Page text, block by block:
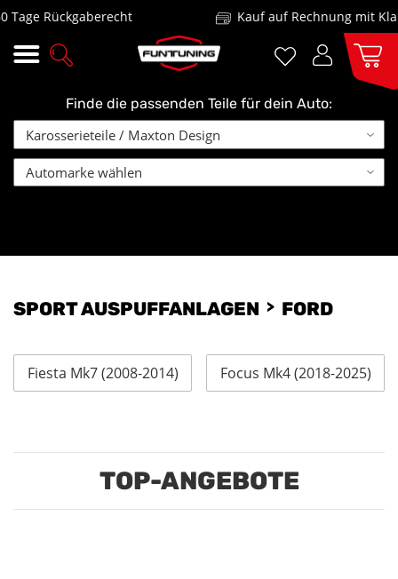
Rückgaberecht Kauf auf Rechnung mit
Finde die passenden Teile für dein Auto:
SPORT AUSPUFFANLAGEN FORD
Fiesta Mk7 (2008-2014) Focus Mk4 (2018-2025)
TOP-ANGEBOTE